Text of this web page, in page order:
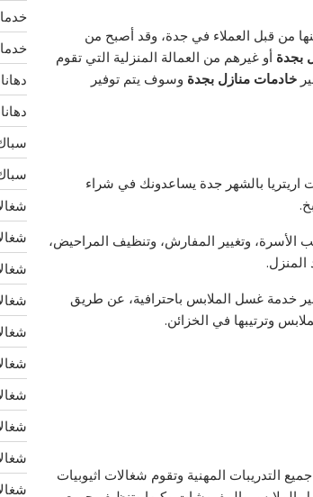
من قبل العملاء في جدة، وقد أصبح من
بجدة أو غيرهم من العمالة المنزلية التي تقوم
خادمات منازل بجدة وسوف يتم توفير
اريتريا بالشهر جدة يساعدونك في شراء
وتغيير المفارش، وتنظيف المراحيض،
المنزل.
خدمة غسل الملابس باحترافية، عن طريق
وترتيبها في الخزائن.
التدريبات المهنية وتقوم شغالات اثيوبيات